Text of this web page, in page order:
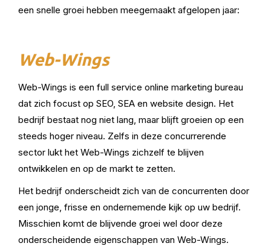
een snelle groei hebben meegemaakt afgelopen jaar:
Web-Wings
Web-Wings is een full service online marketing bureau
dat zich focust op SEO, SEA en website design. Het
bedrijf bestaat nog niet lang, maar blijft groeien op een
steeds hoger niveau. Zelfs in deze concurrerende
sector lukt het Web-Wings zichzelf te blijven
ontwikkelen en op de markt te zetten.
Het bedrijf onderscheidt zich van de concurrenten door
een jonge, frisse en ondernemende kijk op uw bedrijf.
Misschien komt de blijvende groei wel door deze
onderscheidende eigenschappen van Web-Wings.